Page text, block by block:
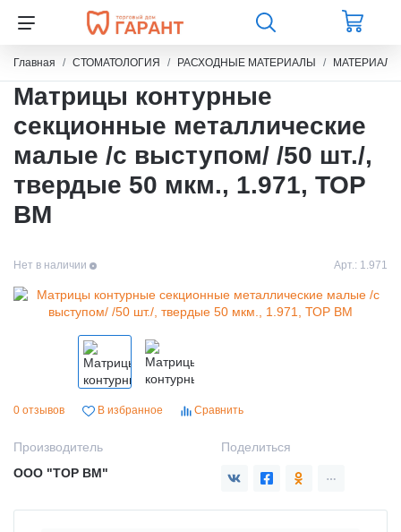
Главная СТОМАТОЛОГИЯ РАСХОДНЫЕ МАТЕРИАЛЫ
Матрицы контурные
секционные металлические
малые /с выступом/ /50 шт./,
твердые 50 мкм., 1.971, ТОР
ВМ
Нет в наличии Арт.: 1.971
0 отзывов В избранное Сравнить
Производитель
ООО "ТОР ВМ"
Поделиться